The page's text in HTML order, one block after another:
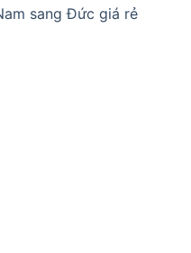
sang Đức giá rẻ